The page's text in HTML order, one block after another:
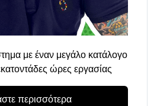
με έναν μεγάλο κατάλογο
ώρες εργασίας
περισσότερα